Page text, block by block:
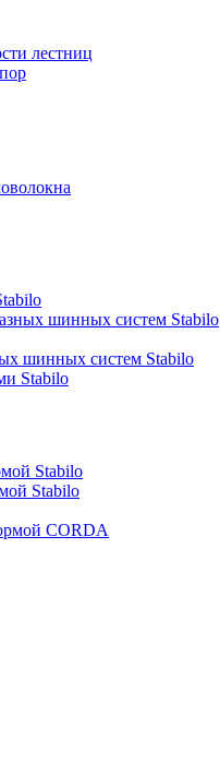
лестниц
шинных систем Stabilo
шинных систем Stabilo
Stabilo
Stabilo
Stabilo
CORDA